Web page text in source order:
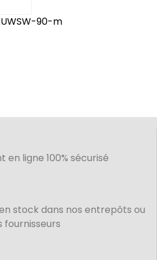
90-m
en ligne 100% sécurisé
stock dans nos entrepôts ou
fournisseurs